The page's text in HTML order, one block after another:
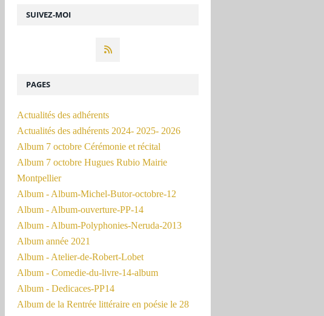
SUIVEZ-MOI
PAGES
Actualités des adhérents
Actualités des adhérents 2024- 2025- 2026
Album 7 octobre Cérémonie et récital
Album 7 octobre Hugues Rubio Mairie
Montpellier
Album - Album-Michel-Butor-octobre-12
Album - Album-ouverture-PP-14
Album - Album-Polyphonies-Neruda-2013
Album année 2021
Album - Atelier-de-Robert-Lobet
Album - Comedie-du-livre-14-album
Album - Dedicaces-PP14
Album de la Rentrée littéraire en poésie le 28